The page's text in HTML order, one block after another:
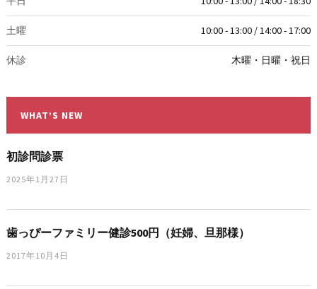
土曜 10:00 - 13:00 / 14:00 - 17:00
休診 木曜・日曜・祝日
WHAT’S NEW
初診問診票
2025年1月27日
歯っぴーファミリー健診500円（妊婦、旦那様）
2017年10月4日